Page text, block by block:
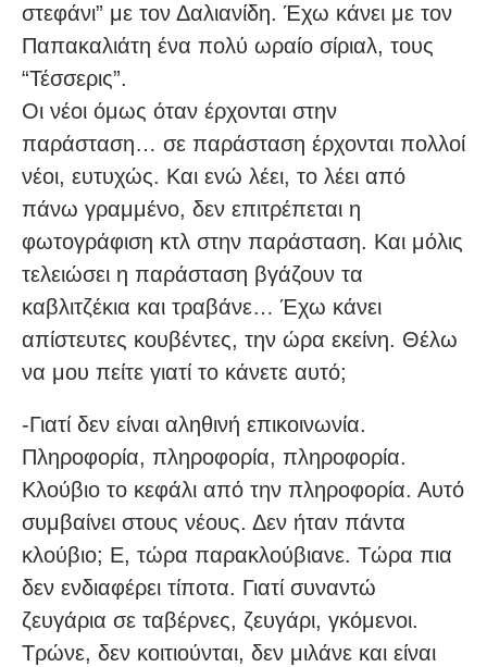
στεφάνι” με τον Δαλιανίδη. Έχω κάνει με τον
Παπακαλιάτη ένα πολύ ωραίο σίριαλ, τους
“Τέσσερις”.
Οι νέοι όμως όταν έρχονται στην
παράσταση… σε παράσταση έρχονται πολλοί
νέοι, ευτυχώς. Και ενώ λέει, το λέει από
πάνω γραμμένο, δεν επιτρέπεται η
φωτογράφιση κτλ στην παράσταση. Και μόλις
τελειώσει η παράσταση βγάζουν τα
καβλιτζέκια και τραβάνε… Έχω κάνει
απίστευτες κουβέντες, την ώρα εκείνη. Θέλω
να μου πείτε γιατί το κάνετε αυτό;
-Γιατί δεν είναι αληθινή επικοινωνία.
Πληροφορία, πληροφορία, πληροφορία.
Κλούβιο το κεφάλι από την πληροφορία. Αυτό
συμβαίνει στους νέους. Δεν ήταν πάντα
κλούβιο; Ε, τώρα παρακλούβιανε. Τώρα πια
δεν ενδιαφέρει τίποτα. Γιατί συναντώ
ζευγάρια σε ταβέρνες, ζευγάρι, γκόμενοι.
Τρώνε, δεν κοιτιούνται, δεν μιλάνε και είναι